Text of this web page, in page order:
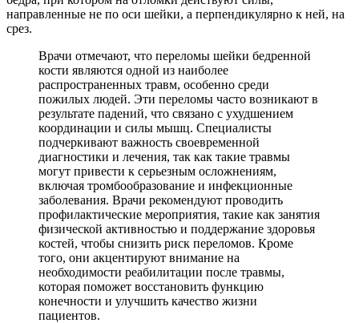
направленные не по оси шейки, а перпендикулярно к ней, на
срез.
Врачи отмечают, что переломы шейки бедренной
кости являются одной из наиболее
распространенных травм, особенно среди
пожилых людей. Эти переломы часто возникают в
результате падений, что связано с ухудшением
координации и силы мышц. Специалисты
подчеркивают важность своевременной
диагностики и лечения, так как такие травмы
могут привести к серьезным осложнениям,
включая тромбообразование и инфекционные
заболевания. Врачи рекомендуют проводить
профилактические мероприятия, такие как занятия
физической активностью и поддержание здоровья
костей, чтобы снизить риск переломов. Кроме
того, они акцентируют внимание на
необходимости реабилитации после травмы,
которая поможет восстановить функцию
конечности и улучшить качество жизни
пациентов.